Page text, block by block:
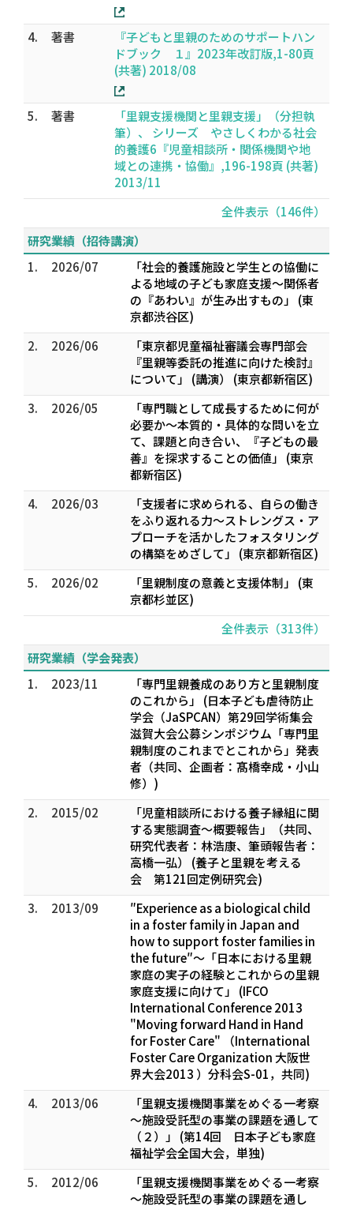
4. 著書
『子どもと里親のためのサポートハン
ドブック １』2023年改訂版,1-80頁
(共著) 2018/08
5. 著書
「里親支援機関と里親支援」（分担執
筆）、 シリーズ やさしくわかる社会
的養護6『児童相談所・関係機関や地
域との連携・協働』,196-198頁 (共著)
2013/11
全件表示（146件）
研究業績（招待講演）
1.
2026/07
「社会的養護施設と学生との協働に
よる地域の子ども家庭支援～関係者
の『あわい』が生み出すもの」 (東
京都渋谷区)
2.
2026/06
「東京都児童福祉審議会専門部会
『里親等委託の推進に向けた検討』
について」 (講演） (東京都新宿区)
3.
2026/05
「専門職として成長するために何が
必要か～本質的・具体的な問いを立
て、課題と向き合い、『子どもの最
善』を探求することの価値」 (東京
都新宿区)
4.
2026/03
「支援者に求められる、自らの働き
をふり返れる力～ストレングス・ア
プローチを活かしたフォスタリング
の構築をめざして」 (東京都新宿区)
5.
2026/02
「里親制度の意義と支援体制」 (東
京都杉並区)
全件表示（313件）
研究業績（学会発表）
1.
2023/11
「専門里親養成のあり方と里親制度
のこれから」 (日本子ども虐待防止
学会（JaSPCAN）第29回学術集会
滋賀大会公募シンポジウム「専門里
親制度のこれまでとこれから」発表
者（共同、企画者：髙橋幸成・小山
修）)
2.
2015/02
「児童相談所における養子縁組に関
する実態調査～概要報告」（共同、
研究代表者：林浩康、筆頭報告者：
高橋一弘） (養子と里親を考える
会 第121回定例研究会)
3.
2013/09
″Experience as a biological child
in a foster family in Japan and
how to support foster families in
the future″～「日本における里親
家庭の実子の経験とこれからの里親
家庭支援に向けて」 (IFCO
International Conference 2013
"Moving forward Hand in Hand
for Foster Care" （International
Foster Care Organization 大阪世
界大会2013 ）分科会S-01，共同)
4.
2013/06
「里親支援機関事業をめぐる一考察
～施設受託型の事業の課題を通して
（２）」 (第14回 日本子ども家庭
福祉学会全国大会，単独)
5.
2012/06
「里親支援機関事業をめぐる一考察
～施設受託型の事業の課題を通し